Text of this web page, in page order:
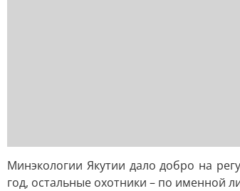
Минэкологии Якутии дало добро на
год, остальные охотники – по именной